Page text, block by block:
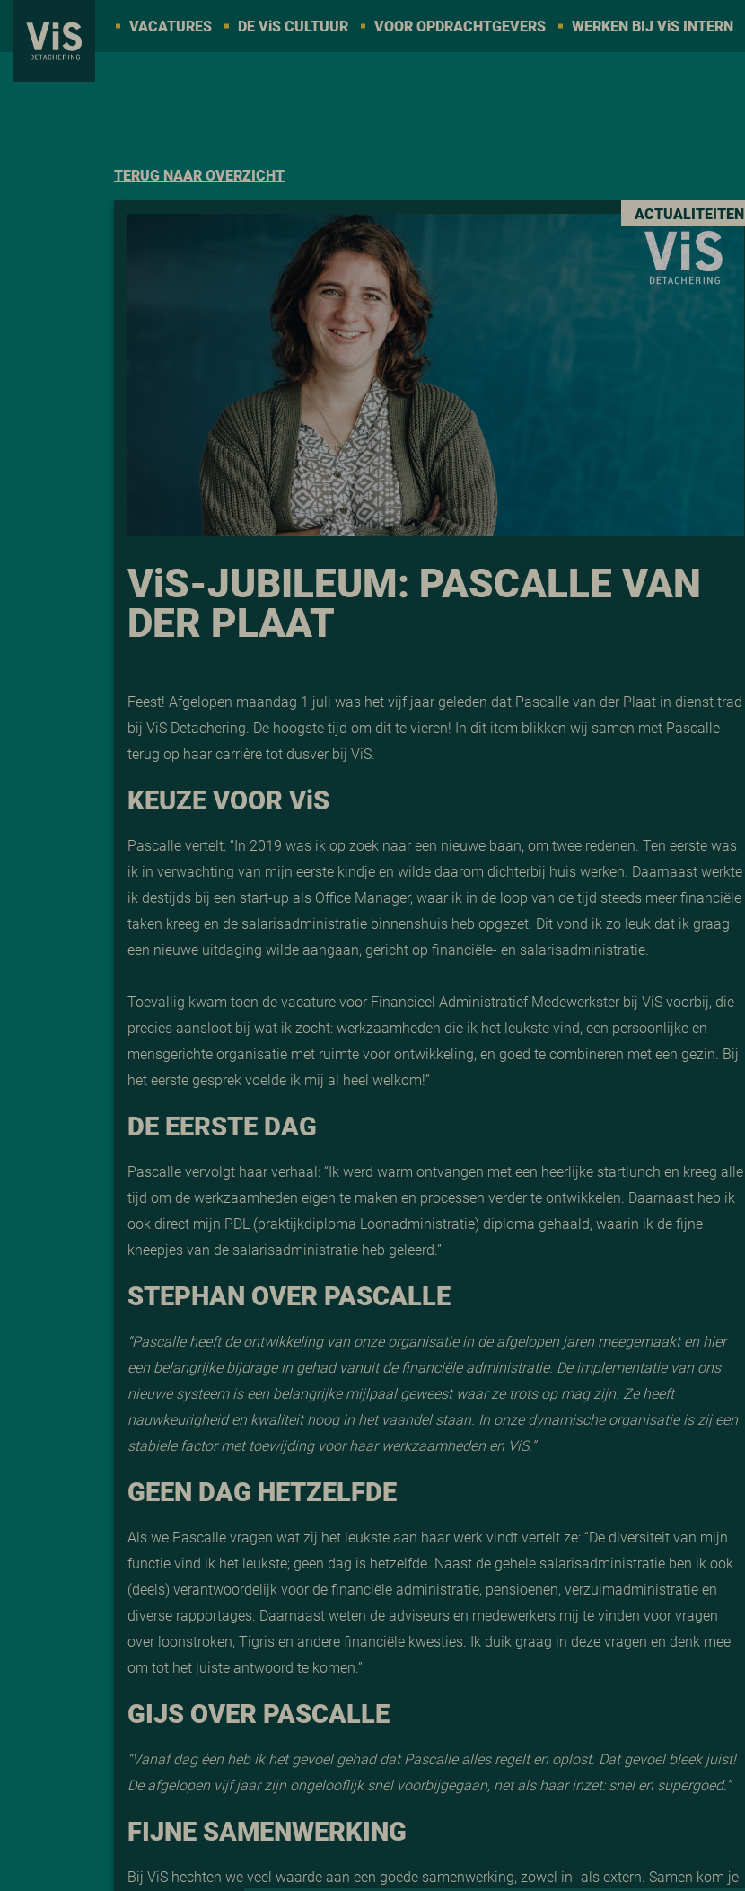
VACATURES DE ViS CULTUUR VOOR OPDRACHTGEVERS WERKEN BIJ ViS INTERN
TERUG NAAR OVERZICHT
ACTUALITEITEN
ViS-JUBILEUM: PASCALLE VAN
DER PLAAT
Feest! Afgelopen maandag 1 juli was het vijf jaar geleden dat Pascalle van der Plaat in dienst trad
bij ViS Detachering. De hoogste tijd om dit te vieren! In dit item blikken wij samen met Pascalle
terug op haar carrière tot dusver bij ViS.
KEUZE VOOR ViS
Pascalle vertelt: “In 2019 was ik op zoek naar een nieuwe baan, om twee redenen. Ten eerste was
ik in verwachting van mijn eerste kindje en wilde daarom dichterbij huis werken. Daarnaast werkte
ik destijds bij een start-up als Office Manager, waar ik in de loop van de tijd steeds meer financiële
taken kreeg en de salarisadministratie binnenshuis heb opgezet. Dit vond ik zo leuk dat ik graag
een nieuwe uitdaging wilde aangaan, gericht op financiële- en salarisadministratie.
Toevallig kwam toen de vacature voor Financieel Administratief Medewerkster bij ViS voorbij, die
precies aansloot bij wat ik zocht: werkzaamheden die ik het leukste vind, een persoonlijke en
mensgerichte organisatie met ruimte voor ontwikkeling, en goed te combineren met een gezin. Bij
het eerste gesprek voelde ik mij al heel welkom!”
DE EERSTE DAG
Pascalle vervolgt haar verhaal: “Ik werd warm ontvangen met een heerlijke startlunch en kreeg alle
tijd om de werkzaamheden eigen te maken en processen verder te ontwikkelen. Daarnaast heb ik
ook direct mijn PDL (praktijkdiploma Loonadministratie) diploma gehaald, waarin ik de fijne
kneepjes van de salarisadministratie heb geleerd.”
STEPHAN OVER PASCALLE
“Pascalle heeft de ontwikkeling van onze organisatie in de afgelopen jaren meegemaakt en hier
een belangrijke bijdrage in gehad vanuit de financiële administratie. De implementatie van ons
nieuwe systeem is een belangrijke mijlpaal geweest waar ze trots op mag zijn. Ze heeft
nauwkeurigheid en kwaliteit hoog in het vaandel staan. In onze dynamische organisatie is zij een
stabiele factor met toewijding voor haar werkzaamheden en ViS.”
GEEN DAG HETZELFDE
Als we Pascalle vragen wat zij het leukste aan haar werk vindt vertelt ze: “De diversiteit van mijn
functie vind ik het leukste; geen dag is hetzelfde. Naast de gehele salarisadministratie ben ik ook
(deels) verantwoordelijk voor de financiële administratie, pensioenen, verzuimadministratie en
diverse rapportages. Daarnaast weten de adviseurs en medewerkers mij te vinden voor vragen
over loonstroken, Tigris en andere financiële kwesties. Ik duik graag in deze vragen en denk mee
om tot het juiste antwoord te komen.”
GIJS OVER PASCALLE
“Vanaf dag één heb ik het gevoel gehad dat Pascalle alles regelt en oplost. Dat gevoel bleek juist!
De afgelopen vijf jaar zijn ongelooflijk snel voorbijgegaan, net als haar inzet: snel en supergoed.”
FIJNE SAMENWERKING
Bij ViS hechten we veel waarde aan een goede samenwerking, zowel in- als extern. Samen kom je